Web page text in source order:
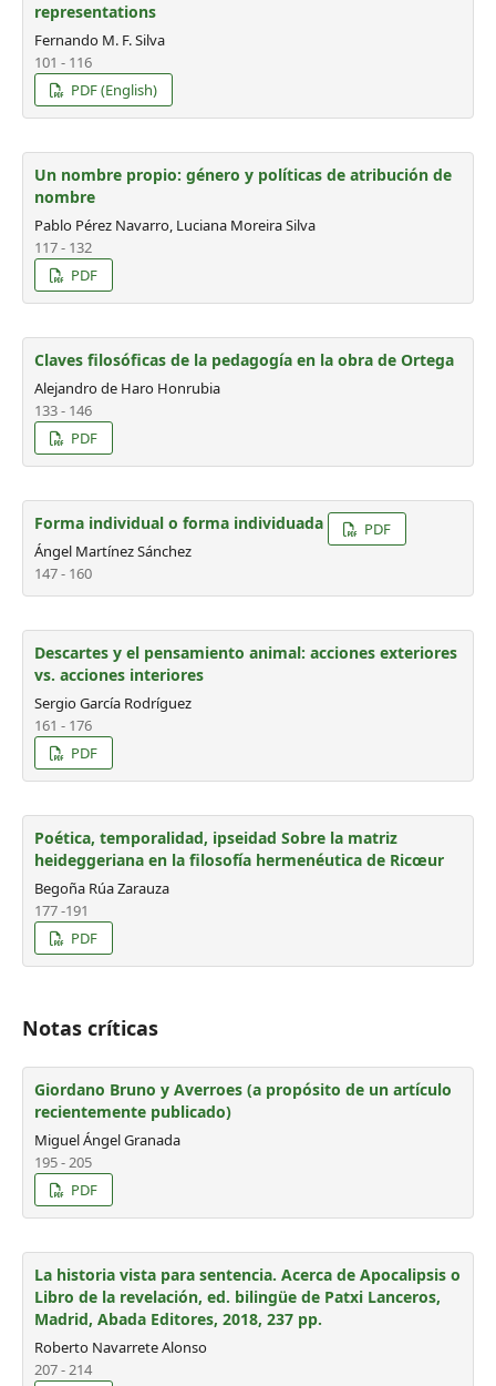
representations
Fernando M. F. Silva
101 - 116
PDF (English)
Un nombre propio: género y políticas de atribución de
nombre
Pablo Pérez Navarro, Luciana Moreira Silva
117 - 132
PDF
Claves filosóficas de la pedagogía en la obra de Ortega
Alejandro de Haro Honrubia
133 - 146
PDF
Forma individual o forma individuada
Ángel Martínez Sánchez
147 - 160
PDF
Descartes y el pensamiento animal: acciones exteriores
vs. acciones interiores
Sergio García Rodríguez
161 - 176
PDF
Poética, temporalidad, ipseidad Sobre la matriz
heideggeriana en la filosofía hermenéutica de Ricœur
Begoña Rúa Zarauza
177 -191
PDF
Notas críticas
Giordano Bruno y Averroes (a propósito de un artículo
recientemente publicado)
Miguel Ángel Granada
195 - 205
PDF
La historia vista para sentencia. Acerca de Apocalipsis o
Libro de la revelación, ed. bilingüe de Patxi Lanceros,
Madrid, Abada Editores, 2018, 237 pp.
Roberto Navarrete Alonso
207 - 214